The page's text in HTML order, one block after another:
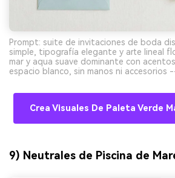
Prompt: suite de invitaciones de boda
simple, tipografía elegante y arte lineal
mar y aqua suave dominante con
espacio blanco, sin manos ni accesorios
Crea Visuales De Paleta Verde
9) Neutrales de Piscina de